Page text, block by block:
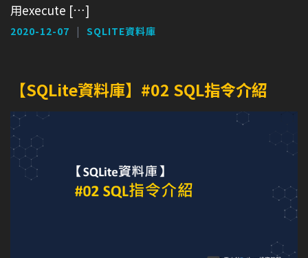
用execute […]
2020-12-07 SQLITE資料庫
【SQLite資料庫】#02 SQL指令介紹